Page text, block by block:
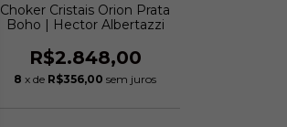
Choker Cristais Orion Prata
Boho | Hector Albertazzi
R$2.848,00
8 x de R$356,00 sem juros